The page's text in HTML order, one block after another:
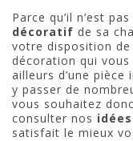
Parce qu’il n’est
décoratif de sa
votre disposition
décoration qui
ailleurs d’une
y passer de
vous souhaitez
consulter nos
satisfait le mieux